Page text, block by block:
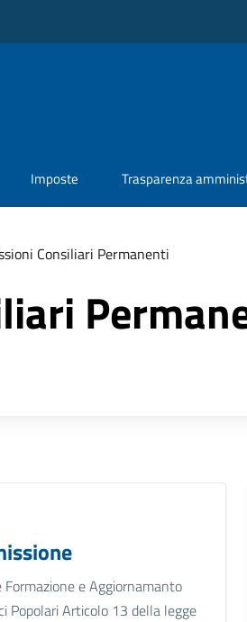
Imposte Trasparenza
Consiliari Permanenti
Formazione e Aggiornamanto
Popolari Articolo 13 della legge